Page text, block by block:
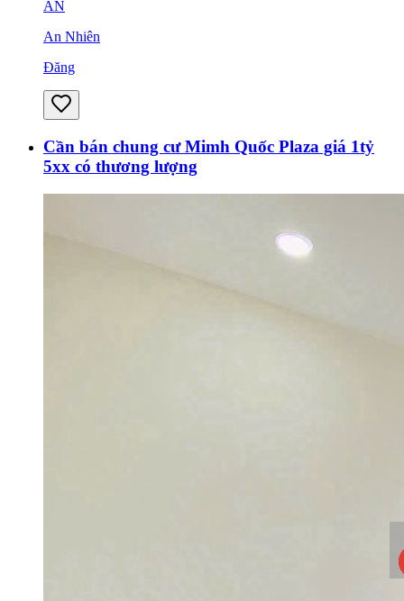
AN
An Nhiên
Đăng
Cần bán chung cư Mimh Quốc Plaza giá 1tỷ
5xx có thương lượng